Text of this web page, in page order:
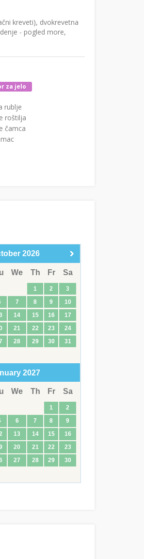
kreveti), dvokrevetna
- pogled more,
za jelo
rublje
roštilja
čamca
2026
We Th Fr Sa
1 2
3
7 8 9
10
14 15 16
17
21 22 23
24
28 29 30 31
2027
We Th Fr Sa
1
2
6 7 8
9
13 14 15
16
20 21 22
23
27 28 29
30